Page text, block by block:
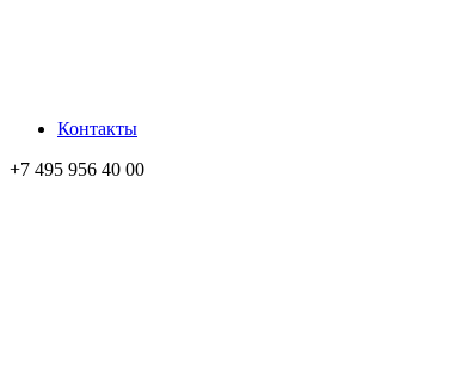
Контакты
+7 495 956 40 00